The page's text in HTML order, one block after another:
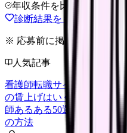
年収条件を比較
診断結果をもとに職場を相
※ 応募前に掲載元の最新情
人気記事
看護師転職サイトランキン
の賃上げはいくら？2026年
師あるある50選【共感必至】
の方法